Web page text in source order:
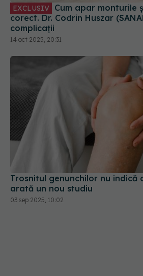
EXCLUSIV
corect. Dr. Codrin Huszar
complicații
14 oct 2025, 20:31
Trosnitul genunchilor nu indică
arată un nou studiu
03 sep 2025, 10:02